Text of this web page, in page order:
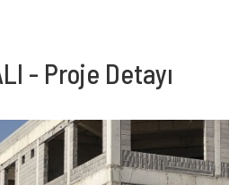
- Proje Detayı